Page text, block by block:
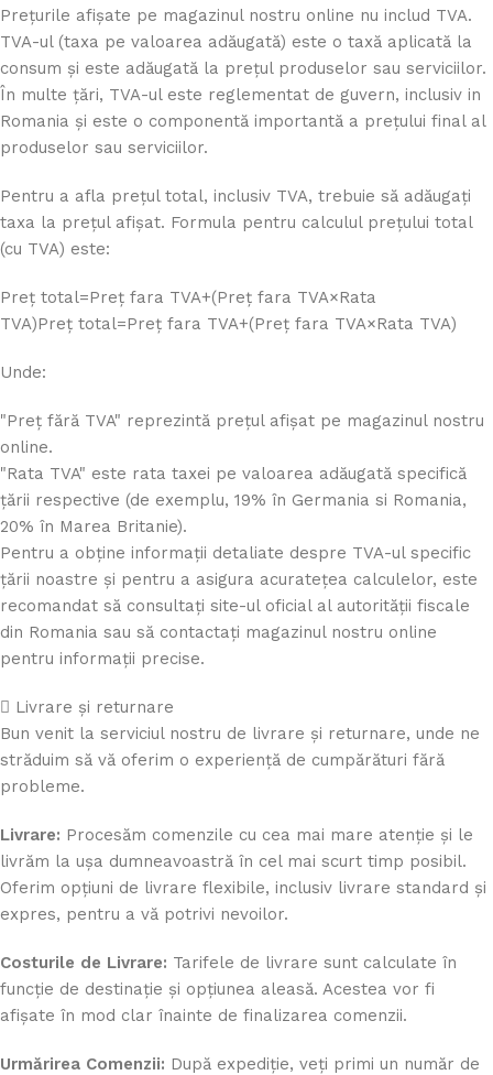
Prețurile afișate pe magazinul nostru online nu includ TVA.
TVA-ul (taxa pe valoarea adăugată) este o taxă aplicată la
consum și este adăugată la prețul produselor sau serviciilor.
În multe țări, TVA-ul este reglementat de guvern, inclusiv in
Romania și este o componentă importantă a prețului final al
produselor sau serviciilor.
Pentru a afla prețul total, inclusiv TVA, trebuie să adăugați
taxa la prețul afișat. Formula pentru calculul prețului total
(cu TVA) este:
Preț total=Preț fara TVA+(Preț fara TVA×Rata
TVA)Preț total=Preț fara TVA+(Preț fara TVA×Rata TVA)
Unde:
"Preț fără TVA" reprezintă prețul afișat pe magazinul nostru
online.
"Rata TVA" este rata taxei pe valoarea adăugată specifică
țării respective (de exemplu, 19% în Germania si Romania,
20% în Marea Britanie).
Pentru a obține informații detaliate despre TVA-ul specific
țării noastre și pentru a asigura acuratețea calculelor, este
recomandat să consultați site-ul oficial al autorității fiscale
din Romania sau să contactați magazinul nostru online
pentru informații precise.
Livrare și returnare
Bun venit la serviciul nostru de livrare și returnare, unde ne
străduim să vă oferim o experiență de cumpărături fără
probleme.
Livrare: Procesăm comenzile cu cea mai mare atenție și le
livrăm la ușa dumneavoastră în cel mai scurt timp posibil.
Oferim opțiuni de livrare flexibile, inclusiv livrare standard și
expres, pentru a vă potrivi nevoilor.
Costurile de Livrare: Tarifele de livrare sunt calculate în
funcție de destinație și opțiunea aleasă. Acestea vor fi
afișate în mod clar înainte de finalizarea comenzii.
Urmărirea Comenzii: După expediție, veți primi un număr de